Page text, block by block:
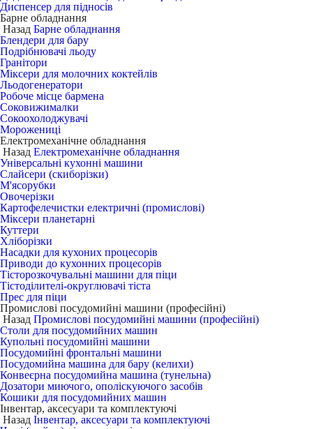
Диспенсер для підносів
Барне обладнання
Назад Барне обладнання
Блендери для бару
Подрібнювачі льоду
Гранітори
Міксери для молочних коктейлів
Льодогенератори
Робоче місце бармена
Соковижималки
Сокоохолоджувачі
Морожениці
Електромеханічне обладнання
Назад Електромеханічне обладнання
Універсальні кухонні машини
Слайсери (скиборізки)
М'ясорубки
Овочерізки
Картофелечистки електричні (промислові)
Міксери планетарні
Куттери
Хліборізки
Насадки для кухоних процесорів
Приводи до кухонних процесорів
Тісторозкочувальні машини для піци
Тістоділителі-округлювачі тіста
Прес для піци
Промислові посудомийні машини (професійні)
Назад Промислові посудомийні машини (професійні)
Столи для посудомийних машин
Купольні посудомийні машини
Посудомийні фронтальні машини
Посудомийна машина для бару (келихи)
Конвеєрна посудомийна машина (тунельна)
Дозатори миючого, ополіскуючого засобів
Кошики для посудомийних машин
Інвентар, аксесуари та комплектуючі
Назад Інвентар, аксесуари та комплектуючі